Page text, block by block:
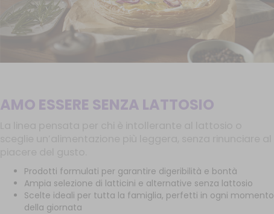
AMO ESSERE SENZA LATTOSIO
Prodotti formulati per garantire digeribilità e bontà
Ampia selezione di latticini e alternative senza lattosio
Scelte ideali per tutta la famiglia, perfetti in ogni momento
della giornata